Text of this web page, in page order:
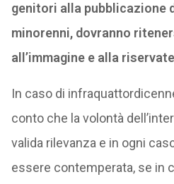
genitori alla pubblicazione
minorenni, dovranno
all’immagine e alla
In caso di
conto che la volontà
valida rilevanza e in ogni
essere contemperata, se in